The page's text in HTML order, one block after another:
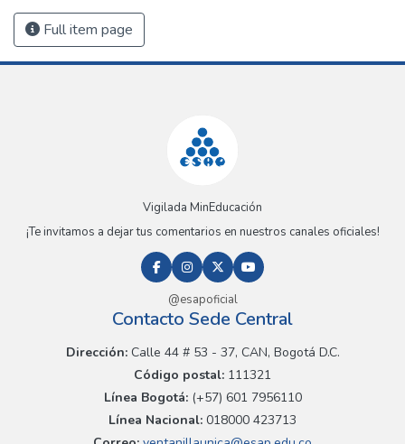
Full item page
Vigilada MinEducación
¡Te invitamos a dejar tus comentarios en nuestros canales oficiales!
@esapoficial
Contacto Sede Central
Dirección:Calle 44 # 53 - 37, CAN, Bogotá D.C.
Código postal: 111321
Línea Bogotá:(+57) 601 7956110
Línea Nacional: 018000 423713